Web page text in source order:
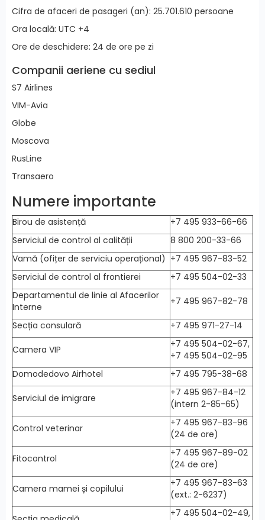
Cifra de afaceri de pasageri (an): 25.701.610 persoane
Ora locală: UTC +4
Ore de deschidere: 24 de ore pe zi
Companii aeriene cu sediul
S7 Airlines
VIM-Avia
Globe
Moscova
RusLine
Transaero
Numere importante
Birou de asistență
+7 495 933-66-66
Serviciul de control al calității
8 800 200-33-66
Vamă (ofițer de serviciu operațional) +7 495 967-83-52
Serviciul de control al frontierei
+7 495 504-02-33
Departamentul de linie al Afacerilor
Interne
+7 495 967-82-78
Secția consulară +7 495 971-27-14
Camera VIP
+7 495 504-02-67,
+7 495 504-02-95
Domodedovo Airhotel
+7 495 795-38-68
Serviciul de imigrare
+7 495 967-84-12
(intern 2-85-65)
Control veterinar
+7 495 967-83-96
(24 de ore)
Fitocontrol
+7 495 967-89-02
(24 de ore)
Camera mamei și copilului
+7 495 967-83-63
(ext.: 2-6237)
+7 495 504-02-49,